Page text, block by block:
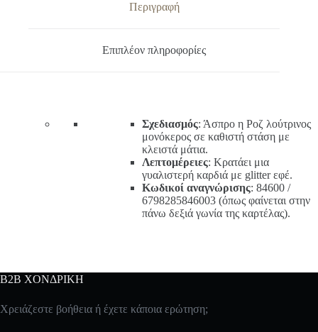
Περιγραφή
Επιπλέον πληροφορίες
Σχεδιασμός: Άσπρο η Ροζ λούτρινος
μονόκερος σε καθιστή στάση με
κλειστά μάτια.
Λεπτομέρειες: Κρατάει μια
γυαλιστερή καρδιά με glitter εφέ.
Κωδικοί αναγνώρισης: 84600 /
6798285846003 (όπως φαίνεται στην
πάνω δεξιά γωνία της καρτέλας).
B2B ΧΟΝΔΡΙΚΗ
Χρειάζεστε βοήθεια ή έχετε κάποια ερώτηση;